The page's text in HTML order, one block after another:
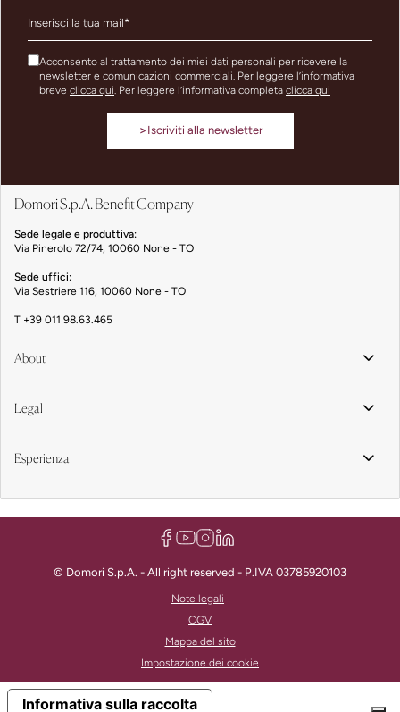
Domori S.p.A. Benefit Company
Sede legale e produttiva:
Via Pinerolo 72/74, 10060 None - TO
Sede uffici:
Via Sestriere 116, 10060 None - TO
T +39 011 98.63.465
About
Legal
Esperienza
Acconsento al trattamento dei miei dati personali per ricevere la
newsletter e comunicazioni commerciali. Per leggere l’informativa
breve clicca qui. Per leggere l’informativa completa clicca qui
> Iscriviti alla newsletter
© Domori S.p.A. - All right reserved - P.IVA 03785920103
Note legali
CGV
Mappa del sito
Impostazione dei cookie
Informativa sulla raccolta